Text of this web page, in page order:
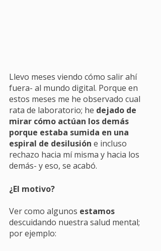
Llevo meses viendo cómo salir ahí
fuera- al mundo digital. Porque en
estos meses me he observado cual
rata de laboratorio; he dejado de
mirar cómo actúan los demás
porque estaba sumida en una
espiral de desilusión e incluso
rechazo hacia mí misma y hacia los
demás- y eso, se acabó.
¿El motivo?
Ver como algunos estamos
descuidando nuestra salud mental;
por ejemplo: